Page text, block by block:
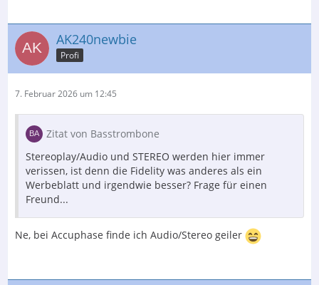
AK240newbie
Profi
7. Februar 2026 um 12:45
Zitat von Basstrombone
Stereoplay/Audio und STEREO werden hier immer
verissen, ist denn die Fidelity was anderes als ein
Werbeblatt und irgendwie besser? Frage für einen
Freund...
Ne, bei Accuphase finde ich Audio/Stereo geiler